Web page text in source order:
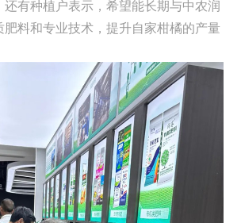
还有种植户表示，希望能长期与中农润
肥料和专业技术，提升自家柑橘的产量